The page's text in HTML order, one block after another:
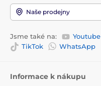
Naše prodejny
Jsme také na: Youtube
TikTok
WhatsApp
Informace k nákupu